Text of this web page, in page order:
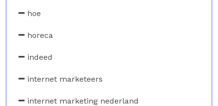
hoe
horeca
indeed
internet marketeers
internet marketing nederland